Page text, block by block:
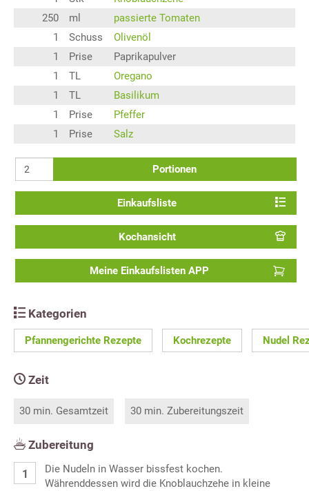
250
ml
passierte Tomaten
1
Schuss
Olivenöl
1
Prise
Paprikapulver
1
TL
Oregano
1
TL
Basilikum
1
Prise
Pfeffer
1
Prise Salz
Portionen
Einkaufsliste
Kochansicht
Meine Einkaufslisten APP
Kategorien
Pfannengerichte Rezepte Kochrezepte Nudel
Zeit
30 min. Gesamtzeit 30 min. Zubereitungszeit
Zubereitung
Die Nudeln in Wasser bissfest kochen.
Währenddessen wird die Knoblauchzehe in kleine